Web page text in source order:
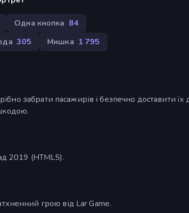
Одна кнопка 84
305 Мишка 1 795
забрати пасажирів і безпечно доставити
2019 (HTML5).
грою від Lar Game.